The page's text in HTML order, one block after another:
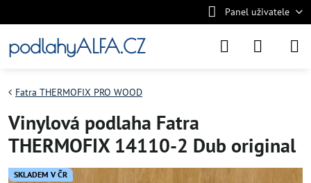
Panel uživatele
podlahyALFA.CZ
SKLADEM V ČR
Fatra THERMOFIX PRO WOOD
Vinylová podlaha Fatra
THERMOFIX 14110-2 Dub original